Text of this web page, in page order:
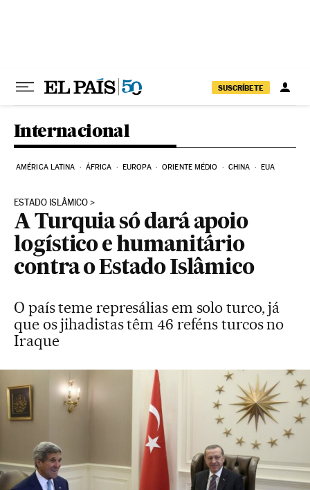
SUSCRÍBETE
Internacional
AMÉRICA LATINA ÁFRICA EUROPA ORIENTE MÉDIO CHINA EUA
ESTADO ISLÂMICO
A Turquia só dará apoio
logístico e humanitário
contra o Estado Islâmico
O país teme represálias em solo turco, já
que os jihadistas têm 46 reféns turcos no
Iraque